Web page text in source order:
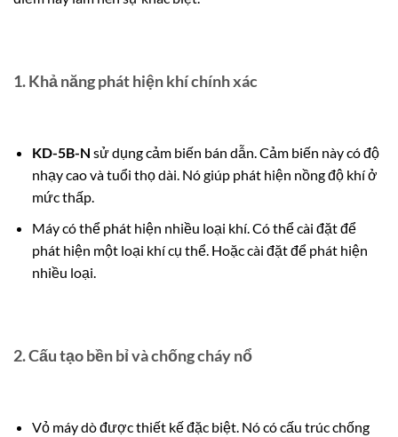
1.Khả năng phát hiện khí chính xác
KD-5B-N sử dụng cảm biến bán dẫn. Cảm biến này có độ
nhạy cao và tuổi thọ dài. Nó giúp phát hiện nồng độ khí ở
mức thấp.
Máy có thể phát hiện nhiều loại khí.Có thể cài đặt để
phát hiện một loại khí cụ thể. Hoặc cài đặt để phát hiện
nhiều loại.
2.Cấu tạo bền bỉ và chống cháy nổ
Vỏ máy dò được thiết kế đặc biệt. Nó có cấu trúc chống